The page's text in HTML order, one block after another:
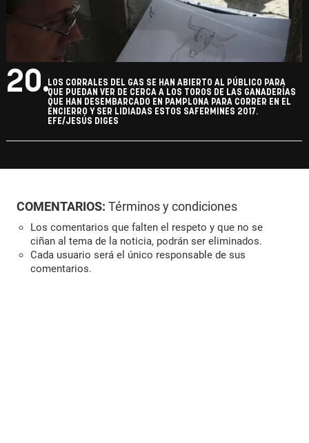
20.LOS CORRALES DEL GAS SE HAN ABIERTO AL PÚBLICO PARA
QUE PUEDAN VER DE CERCA A LOS TOROS DE LAS GANADERÍAS
QUE HAN DESEMBARCADO EN PAMPLONA PARA CORRER EN EL
ENCIERRO Y SER LIDIADAS ESTOS SAFERMINES 2017.
EFE/JESÚS DIGES
COMENTARIOS: Términos y condiciones
Los comentarios que falten el respeto y que no se
ciñan al tema de la noticia, podrán ser eliminados.
Cada usuario será el único responsable de sus
comentarios.